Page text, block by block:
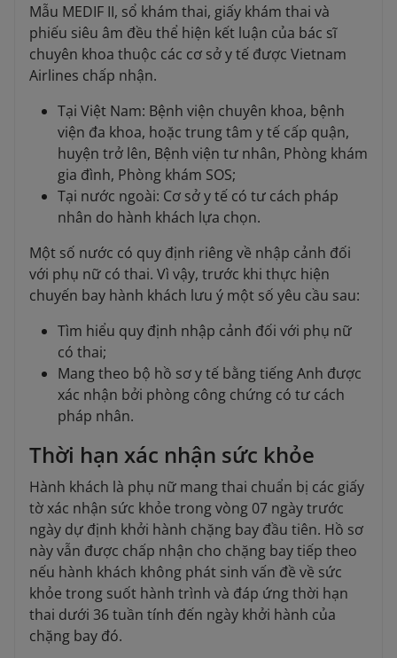
Mẫu MEDIF II, sổ khám thai, giấy khám thai và
phiếu siêu âm đều thể hiện kết luận của bác sĩ
chuyên khoa thuộc các cơ sở y tế được Vietnam
Airlines chấp nhận.
Tại Việt Nam: Bệnh viện chuyên khoa, bệnh
viện đa khoa, hoặc trung tâm y tế cấp quận,
huyện trở lên, Bệnh viện tư nhân, Phòng khám
gia đình, Phòng khám SOS;
Tại nước ngoài: Cơ sở y tế có tư cách pháp
nhân do hành khách lựa chọn.
Một số nước có quy định riêng về nhập cảnh đối
với phụ nữ có thai. Vì vậy, trước khi thực hiện
chuyến bay hành khách lưu ý một số yêu cầu sau:
Tìm hiểu quy định nhập cảnh đối với phụ nữ
có thai;
Mang theo bộ hồ sơ y tế bằng tiếng Anh được
xác nhận bởi phòng công chứng có tư cách
pháp nhân.
Thời hạn xác nhận sức khỏe
Hành khách là phụ nữ mang thai chuẩn bị các giấy
tờ xác nhận sức khỏe trong vòng 07 ngày trước
ngày dự định khởi hành chặng bay đầu tiên. Hồ sơ
này vẫn được chấp nhận cho chặng bay tiếp theo
nếu hành khách không phát sinh vấn đề về sức
khỏe trong suốt hành trình và đáp ứng thời hạn
thai dưới 36 tuần tính đến ngày khởi hành của
chặng bay đó.